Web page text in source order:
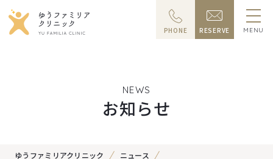
PHONE RESERVE MENU
NEWS
お知らせ
ゆうファミリアクリニック
ニュース